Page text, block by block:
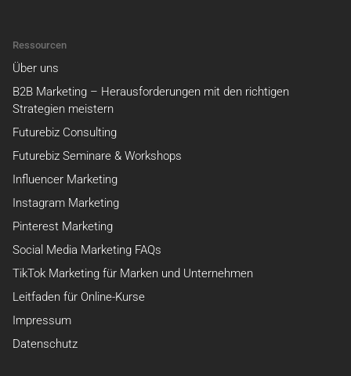
Ressourcen
Über uns
B2B Marketing – Herausforderungen mit den richtigen
Strategien meistern
Futurebiz Consulting
Futurebiz Seminare & Workshops
Influencer Marketing
Instagram Marketing
Pinterest Marketing
Social Media Marketing FAQs
TikTok Marketing für Marken und Unternehmen
Leitfaden für Online-Kurse
Impressum
Datenschutz